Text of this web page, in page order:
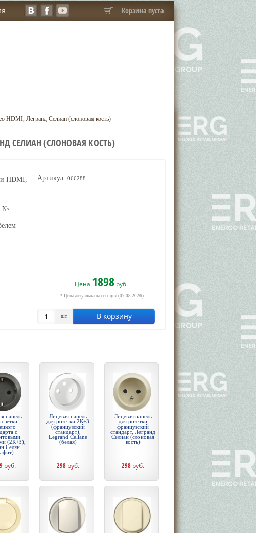
Корзина пуста
HDMI, Легранд Селиан (слоновая кость)
СЕЛИАН (СЛОНОВАЯ КОСТЬ)
Артикул: 066288
Цена 1898 руб.
* Цена актуальна на сегодня (07.08.2026)
шт. В корзину
HDMI,
№
панель
с
(2К+З),
Селян
руб.
Лицевая панель
для розетки 2К+З
(французский
стандарт),
Legrand Celiane
(белая)
298 руб.
Лицевая панель
для розетки
французский
стандарт, Легранд
Селиан (слоновая
кость)
298 руб.